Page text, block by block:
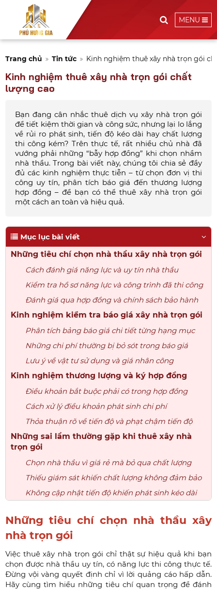
MENU
Trang chủ Tin tức Kinh nghiệm thuê xây nhà trọn gói
Kinh nghiệm thuê xây nhà trọn gói chất
lượng cao
Bạn đang cân nhắc thuê dịch vụ xây nhà trọn gói
để tiết kiệm thời gian và công sức, nhưng lại lo lắng
về rủi ro phát sinh, tiến độ kéo dài hay chất lượng
thi công kém? Trên thực tế, rất nhiều chủ nhà đã
vướng phải những “bẫy hợp đồng” khi chọn nhầm
nhà thầu. Trong bài viết này, chúng tôi chia sẻ đầy
đủ các kinh nghiệm thực tiễn – từ chọn đơn vị thi
công uy tín, phân tích báo giá đến thương lượng
hợp đồng – để bạn có thể thuê xây nhà trọn gói
một cách an toàn và hiệu quả.
Mục lục bài viết
Những tiêu chí chọn nhà thầu xây nhà trọn gói
Cách đánh giá năng lực và uy tín nhà thầu
Kiểm tra hồ sơ năng lực và công trình đã thi công
Đánh giá qua hợp đồng và chính sách bảo hành
Kinh nghiệm kiểm tra báo giá xây nhà trọn gói
Phân tích bảng báo giá chi tiết từng hạng mục
Những chi phí thường bị bỏ sót trong báo giá
Lưu ý về vật tư sử dụng và giá nhân công
Kinh nghiệm thương lượng và ký hợp đồng
Điều khoản bắt buộc phải có trong hợp đồng
Cách xử lý điều khoản phát sinh chi phí
Thỏa thuận rõ về tiến độ và phạt chậm tiến độ
Những sai lầm thường gặp khi thuê xây nhà
trọn gói
Chọn nhà thầu vì giá rẻ mà bỏ qua chất lượng
Thiếu giám sát khiến chất lượng không đảm bảo
Không cập nhật tiến độ khiến phát sinh kéo dài
Những tiêu chí chọn nhà thầu xây
nhà trọn gói
Việc thuê xây nhà trọn gói chỉ thật sự hiệu quả khi bạn
chọn được nhà thầu uy tín, có năng lực thi công thực tế.
Đừng vội vàng quyết định chỉ vì lời quảng cáo hấp dẫn.
Hãy cùng tìm hiểu những tiêu chí quan trọng để đánh